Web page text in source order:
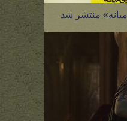
منتشر شد